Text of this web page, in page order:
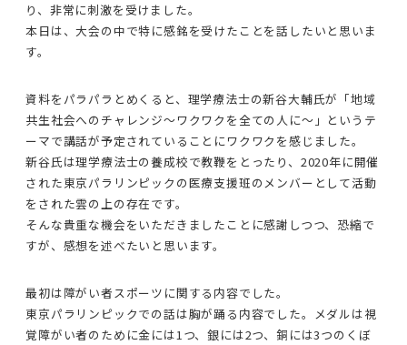
り、非常に刺激を受けました。
本日は、大会の中で特に感銘を受けたことを話したいと思いま
す。
資料をパラパラとめくると、理学療法士の新谷大輔氏が「地域
共生社会へのチャレンジ〜ワクワクを全ての人に〜」というテ
ーマで講話が予定されていることにワクワクを感じました。
新谷氏は理学療法士の養成校で教鞭をとったり、2020年に開催
された東京パラリンピックの医療支援班のメンバーとして活動
をされた雲の上の存在です。
そんな貴重な機会をいただきましたことに感謝しつつ、恐縮で
すが、感想を述べたいと思います。
最初は障がい者スポーツに関する内容でした。
東京パラリンピックでの話は胸が踊る内容でした。メダルは視
覚障がい者のために金には1つ、銀には2つ、銅には3つのくぼ